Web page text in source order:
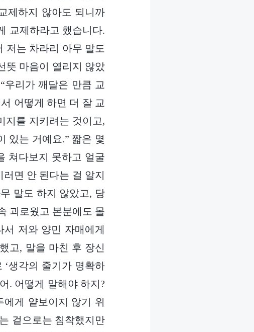
제하지 않아도 되니까
교제하라고 했습니다.
저는 차라리 아무 말도
뜻 마음이 열리지 않았
우리가 깨달은 만큼 교
어떻게 하면 더 잘 교
지를 지키려는 것이고,
있는 거예요.” 짧은 몇
쳐다보지 못하고 얼굴
면 안 된다는 걸 알지
말도 하지 않았고, 당
괴로웠고 본분에도 몰
저와 양민 자매에게
고, 말을 마친 후 장신
생각의 줄기가 명확하
. 어떻게 말해야 하지?
게 얕보이지 않기 위
겉으로는 침착했지만